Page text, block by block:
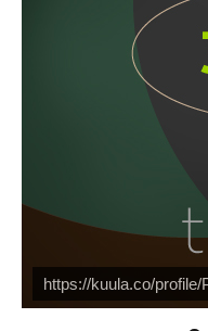
https://kuula.co/
Náš mediální partner
PetrSalek.com